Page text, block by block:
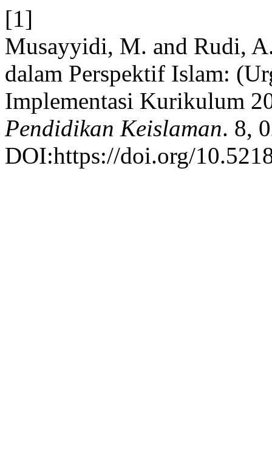
[1]
Musayyidi, M. and Rudi,
dalam Perspektif Islam:
Implementasi Kurikulum
Pendidikan Keislaman. 8,
DOI:https://doi.org/